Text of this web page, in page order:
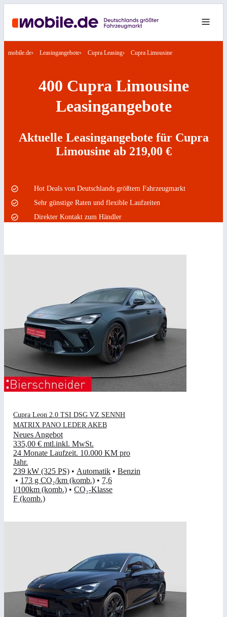
mobile.de Leasingangebote Cupra Leasing Cupra Limousine
400 Cupra Limousine
Leasingangebote
Aktuelle Leasingangebote für Cupra
Limousine ab 219,00 €
Hot Deals von Deutschlands größtem Fahrzeugmarkt
Sehr günstige Raten und flexible Laufzeiten
Direkter Kontakt zum Händler
Cupra Leon 2.0 TSI DSG VZ SENNH
MATRIX PANO LEDER AKEB
Neues Angebot
335,00 € mtl.inkl. MwSt.
24 Monate Laufzeit. 10.000 KM pro
Jahr.
239 kW (325 PS) • Automatik • Benzin
• 173 g CO₂/km (komb.) • 7,6
l/100km (komb.) • CO₂-Klasse
F (komb.)